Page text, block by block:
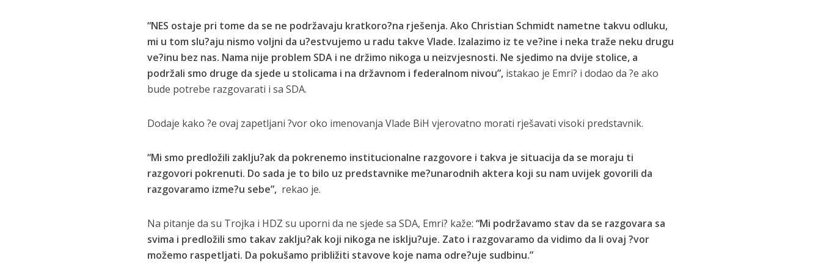
“NES ostaje pri tome da se ne podržavaju kratkoro?na rješenja. Ako Christian Schmidt nametne takvu odluku,
mi u tom slu?aju nismo voljni da u?estvujemo u radu takve Vlade. Izalazimo iz te ve?ine i neka traže neku drugu
ve?inu bez nas. Nama nije problem SDA i ne držimo nikoga u neizvjesnosti. Ne sjedimo na dvije stolice, a
podržali smo druge da sjede u stolicama i na državnom i federalnom nivou”,istakao je Emri? i dodao da ?e ako
bude potrebe razgovarati i sa SDA.
Dodaje kako ?e ovaj zapetljani ?vor oko imenovanja Vlade BiH vjerovatno morati rješavati visoki predstavnik.
“Mi smo predložili zaklju?ak da pokrenemo institucionalne razgovore i takva je situacija da se moraju ti
razgovori pokrenuti. Do sada je to bilo uz predstavnike me?unarodnih aktera koji su nam uvijek govorili da
razgovaramo izme?u sebe”, rekao je.
Na pitanje da su Trojka i HDZ su uporni da ne sjede sa SDA, Emri? kaže: “Mi podržavamo stav da se razgovara sa
svima i predložili smo takav zaklju?ak koji nikoga ne isklju?uje. Zato i razgovaramo da vidimo da li ovaj ?vor
možemo raspetljati. Da pokušamo približiti stavove koje nama odre?uje sudbinu.”